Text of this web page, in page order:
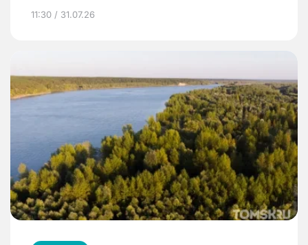
11:30 / 31.07.26